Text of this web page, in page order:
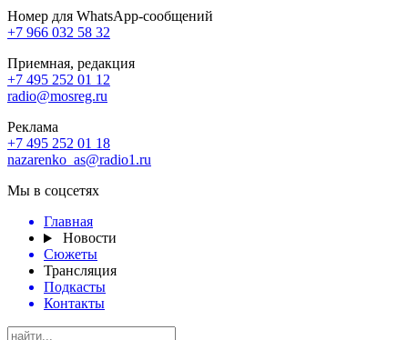
Номер для WhatsApp-сообщений
+7 966 032 58 32
Приемная, редакция
+7 495 252 01 12
radio@mosreg.ru
Реклама
+7 495 252 01 18
nazarenko_as@radio1.ru
Мы в соцсетях
Главная
Новости
Сюжеты
Трансляция
Подкасты
Контакты